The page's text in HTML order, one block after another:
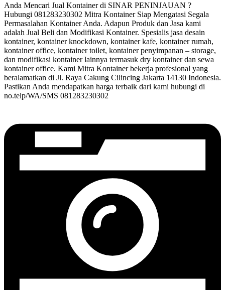
Anda Mencari Jual Kontainer di SINAR PENINJAUAN ?
Hubungi 081283230302 Mitra Kontainer Siap Mengatasi Segala
Permasalahan Kontainer Anda. Adapun Produk dan Jasa kami
adalah Jual Beli dan Modifikasi Kontainer. Spesialis jasa desain
kontainer, kontainer knockdown, kontainer kafe, kontainer rumah,
kontainer office, kontainer toilet, kontainer penyimpanan – storage,
dan modifikasi kontainer lainnya termasuk dry kontainer dan sewa
kontainer office. Kami Mitra Kontainer bekerja profesional yang
beralamatkan di Jl. Raya Cakung Cilincing Jakarta 14130 Indonesia.
Pastikan Anda mendapatkan harga terbaik dari kami hubungi di
no.telp/WA/SMS 081283230302